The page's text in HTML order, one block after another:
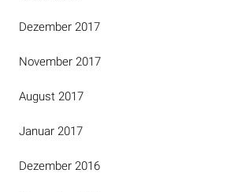
Dezember 2017
November 2017
August 2017
Januar 2017
Dezember 2016